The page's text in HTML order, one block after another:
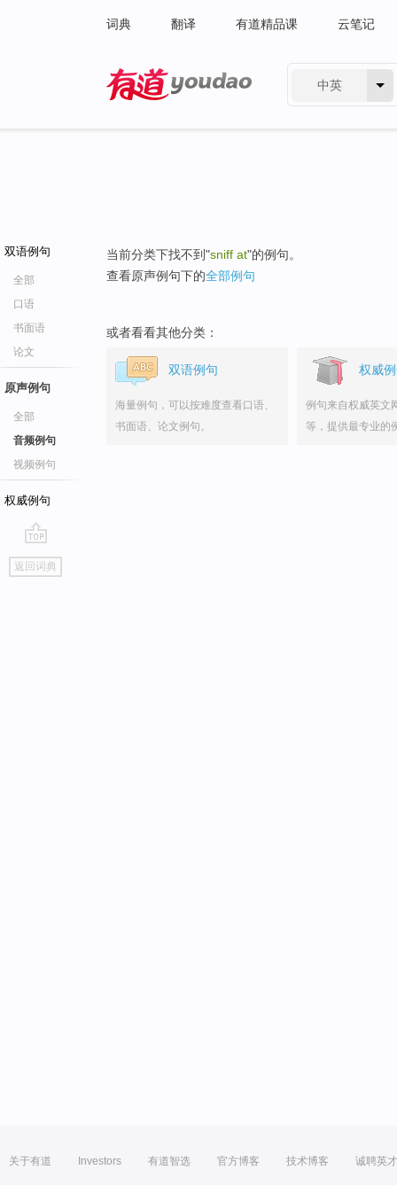
词典 翻译 有道精品课 云笔记
中英
双语例句
全部
口语
书面语
论文
原声例句
全部
音频例句
视频例句
权威例句
go
top
返回词典
当前分类下找不到"sniff at"的例句。
查看原声例句下的全部例句
或者看看其他分类：
双语例句
海量例句，可以按难度查看口语、
书面语、论文例句。
权威
例句来自权威英文
等，提供最专业的
关于有道 Investors 有道智选 官方博客 技术博客 诚聘英才